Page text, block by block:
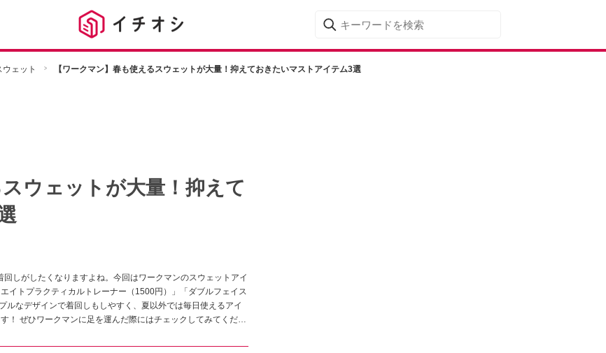
ェット 【ワークマン】春も使えるスウェットが大量！抑えておきたいマストアイテム3選
ウェットが大量！抑えて
しがしたくなりますよね。今回はワークマンのスウェットアイ
イトプラクティカルトレーナー（1500円）」「ダブルフェイス
なデザインで着回しもしやすく、夏以外では毎日使えるアイ
！ ぜひワークマンに足を運んだ際にはチェックしてみてくださ